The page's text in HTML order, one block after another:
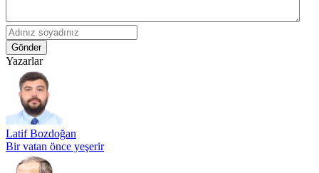
Gönder
Yazarlar
Latif Bozdoğan
Bir vatan önce yeşerir